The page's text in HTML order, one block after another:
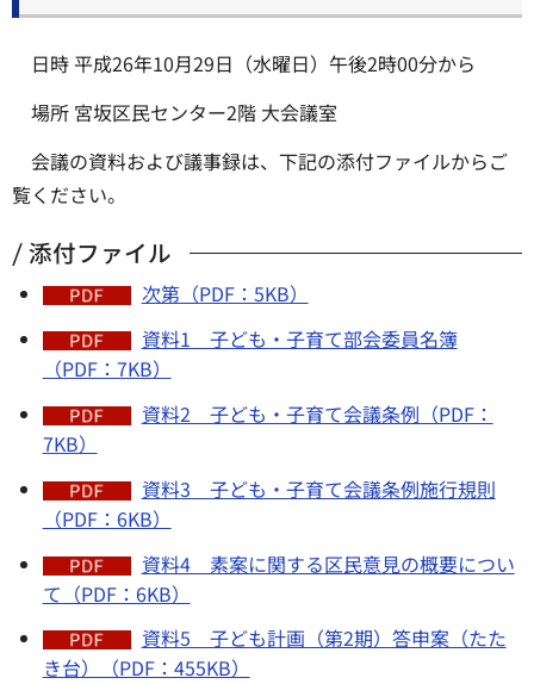
日時 平成26年10月29日（水曜日）午後2時00分から
場所 宮坂区民センター2階 大会議室
会議の資料および議事録は、下記の添付ファイルからご
覧ください。
添付ファイル
次第（PDF：5KB）
資料1 子ども・子育て部会委員名簿
（PDF：7KB）
資料2 子ども・子育て会議条例（PDF：
7KB）
資料3 子ども・子育て会議条例施行規則
（PDF：6KB）
資料4 素案に関する区民意見の概要につい
て（PDF：6KB）
資料5 子ども計画（第2期）答申案（たた
き台）（PDF：455KB）